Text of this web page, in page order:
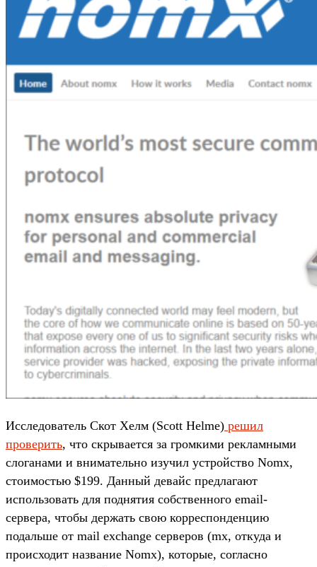
Исследователь Скот Хелм (Scott Helme) решил
проверить, что скрывается за громкими рекламными
слоганами и внимательно изучил устройство Nomx,
стоимостью $199. Данный девайс предлагают
использовать для поднятия собственного email-
сервера, чтобы держать свою корреспонденцию
подальше от mail exchange серверов (mx, откуда и
происходит название Nomx), которые, согласно